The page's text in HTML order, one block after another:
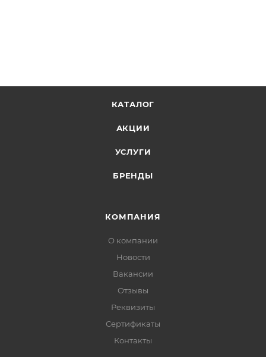
КАТАЛОГ
АКЦИИ
УСЛУГИ
БРЕНДЫ
КОМПАНИЯ
О компании
Новости
Вакансии
Отзывы
Реквизиты
Сертификаты
Контакты